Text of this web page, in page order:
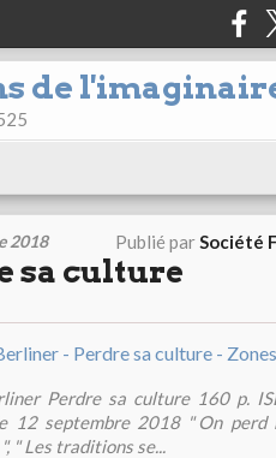
de
2018 Publié parSociété
sa culture
Perdre sa culture 160 p.
12 septembre 2018 " On perd
" Les traditions se...